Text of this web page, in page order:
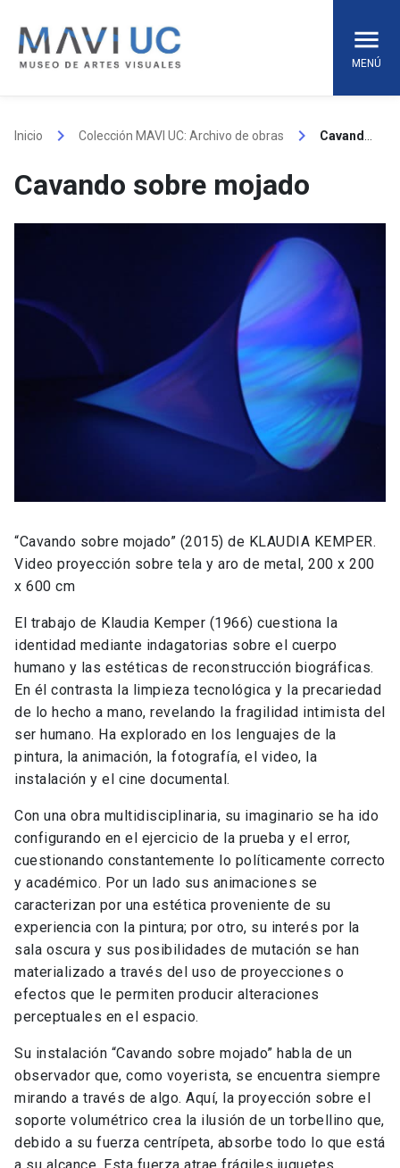
content
MENÚ
Inicio keyboard_arrow_right Colección MAVI UC: Archivo de obras keyboard_arrow_right
Cavando sobre mojado
“Cavando sobre mojado” (2015) de KLAUDIA KEMPER.
Video proyección sobre tela y aro de metal, 200 x 200
x 600 cm
El trabajo de Klaudia Kemper (1966) cuestiona la
identidad mediante indagatorias sobre el cuerpo
humano y las estéticas de reconstrucción biográficas.
En él contrasta la limpieza tecnológica y la precariedad
de lo hecho a mano, revelando la fragilidad intimista del
ser humano. Ha explorado en los lenguajes de la
pintura, la animación, la fotografía, el video, la
instalación y el cine documental.
Con una obra multidisciplinaria, su imaginario se ha ido
configurando en el ejercicio de la prueba y el error,
cuestionando constantemente lo políticamente correcto
y académico. Por un lado sus animaciones se
caracterizan por una estética proveniente de su
experiencia con la pintura; por otro, su interés por la
sala oscura y sus posibilidades de mutación se han
materializado a través del uso de proyecciones o
efectos que le permiten producir alteraciones
perceptuales en el espacio.
Su instalación “Cavando sobre mojado” habla de un
observador que, como voyerista, se encuentra siempre
mirando a través de algo. Aquí, la proyección sobre el
soporte volumétrico crea la ilusión de un torbellino que,
debido a su fuerza centrípeta, absorbe todo lo que está